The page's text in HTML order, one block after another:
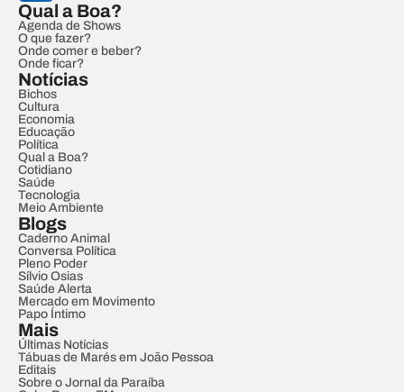
Qual a Boa?
Agenda de Shows
O que fazer?
Onde comer e beber?
Onde ficar?
Notícias
Bichos
Cultura
Economia
Educação
Política
Qual a Boa?
Cotidiano
Saúde
Tecnologia
Meio Ambiente
Blogs
Caderno Animal
Conversa Política
Pleno Poder
Sílvio Osias
Saúde Alerta
Mercado em Movimento
Papo Íntimo
Mais
Últimas Notícias
Tábuas de Marés em João Pessoa
Editais
Sobre o Jornal da Paraíba